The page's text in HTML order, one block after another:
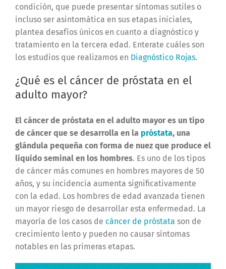
condición, que puede presentar síntomas sutiles o
incluso ser asintomática en sus etapas iniciales,
plantea desafíos únicos en cuanto a diagnóstico y
tratamiento en la tercera edad. Enterate cuáles son
los estudios que realizamos en Diagnóstico Rojas.
¿Qué es el cáncer de próstata en el
adulto mayor?
El cáncer de próstata en el adulto mayor es un tipo
de cáncer que se desarrolla en la próstata, una
glándula pequeña con forma de nuez que produce el
líquido seminal en los hombres. Es uno de los tipos
de cáncer más comunes en hombres mayores de 50
años, y su incidencia aumenta significativamente
con la edad. Los hombres de edad avanzada tienen
un mayor riesgo de desarrollar esta enfermedad. La
mayoría de los casos de cáncer de próstata son de
crecimiento lento y pueden no causar síntomas
notables en las primeras etapas.